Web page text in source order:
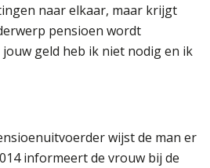
naar elkaar, maar krijgt
pensioen wordt
geld heb ik niet nodig en ik
wijst de man er
informeert de vrouw bij de